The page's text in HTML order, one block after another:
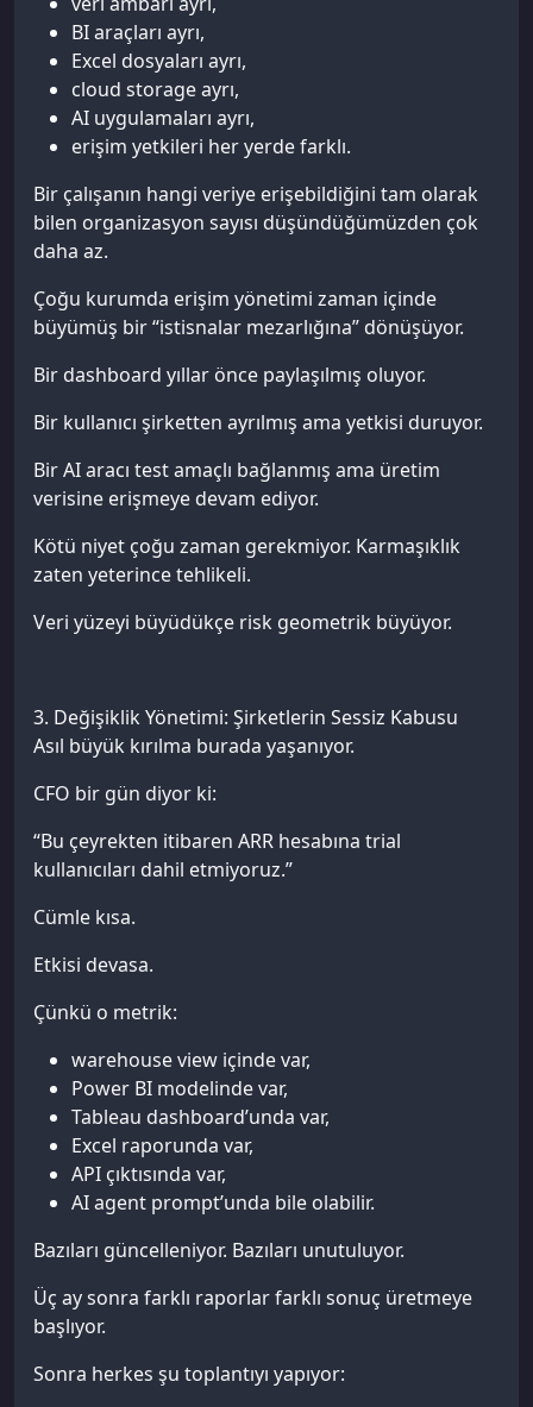
BI araçları ayrı,
Excel dosyaları ayrı,
cloud storage ayrı,
AI uygulamaları ayrı,
erişim yetkileri her yerde farklı.
Bir çalışanın hangi veriye erişebildiğini tam olarak
bilen organizasyon sayısı düşündüğümüzden çok
daha az.
Çoğu kurumda erişim yönetimi zaman içinde
büyümüş bir “istisnalar mezarlığına” dönüşüyor.
Bir dashboard yıllar önce paylaşılmış oluyor.
Bir kullanıcı şirketten ayrılmış ama yetkisi duruyor.
Bir AI aracı test amaçlı bağlanmış ama üretim
verisine erişmeye devam ediyor.
Kötü niyet çoğu zaman gerekmiyor. Karmaşıklık
zaten yeterince tehlikeli.
Veri yüzeyi büyüdükçe risk geometrik büyüyor.
3. Değişiklik Yönetimi: Şirketlerin Sessiz Kabusu
Asıl büyük kırılma burada yaşanıyor.
CFO bir gün diyor ki:
“Bu çeyrekten itibaren ARR hesabına trial
kullanıcıları dahil etmiyoruz.”
Cümle kısa.
Etkisi devasa.
Çünkü o metrik:
warehouse view içinde var,
Power BI modelinde var,
Tableau dashboard’unda var,
Excel raporunda var,
API çıktısında var,
AI agent prompt’unda bile olabilir.
Bazıları güncelleniyor. Bazıları unutuluyor.
Üç ay sonra farklı raporlar farklı sonuç üretmeye
başlıyor.
Sonra herkes şu toplantıyı yapıyor: